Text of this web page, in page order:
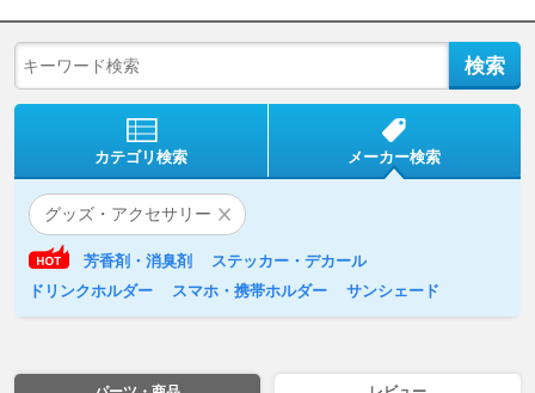
カテゴリ検索 メーカー検索
グッズ・アクセサリー
芳香剤・消臭剤
ステッカー・デカール
ドリンクホルダー
スマホ・携帯ホルダー サンシェード